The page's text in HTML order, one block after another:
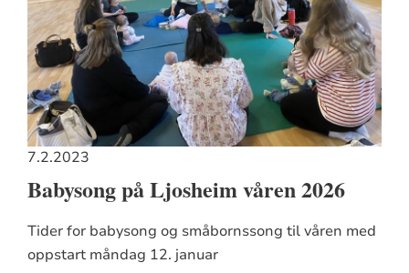
7.2.2023
Babysong på Ljosheim våren 2026
Tider for babysong og småbornssong til våren med
oppstart måndag 12. januar